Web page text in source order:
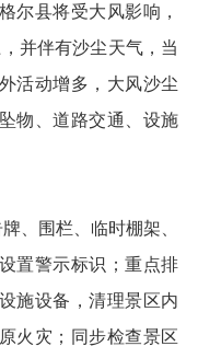
尔县将受大风影响，
并伴有沙尘天气，当
活动增多，大风沙尘
物、道路交通、设施
、围栏、临时棚架、
置警示标识；重点排
施设备，清理景区内
火灾；同步检查景区